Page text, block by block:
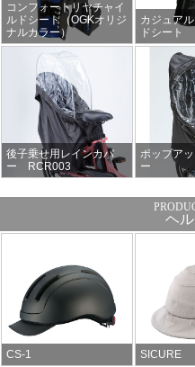
コンフォートリヤチャイ
ルドシート（OGKオリジ
ナルカラー）
カジュア
ドシート
後子乗せ用レインカバ
ー RCR003
ポップア
ー
ヘ
CS-1 SICURE